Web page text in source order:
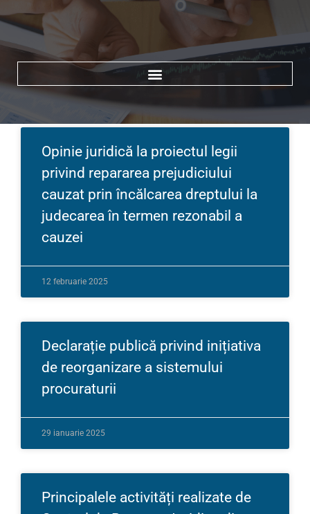
Opinie juridică la proiectul legii
privind repararea prejudiciului
cauzat prin încălcarea dreptului la
judecarea în termen rezonabil a
cauzei
12 februarie 2025
Declarație publică privind inițiativa
de reorganizare a sistemului
procuraturii
29 ianuarie 2025
Principalele activități realizate de